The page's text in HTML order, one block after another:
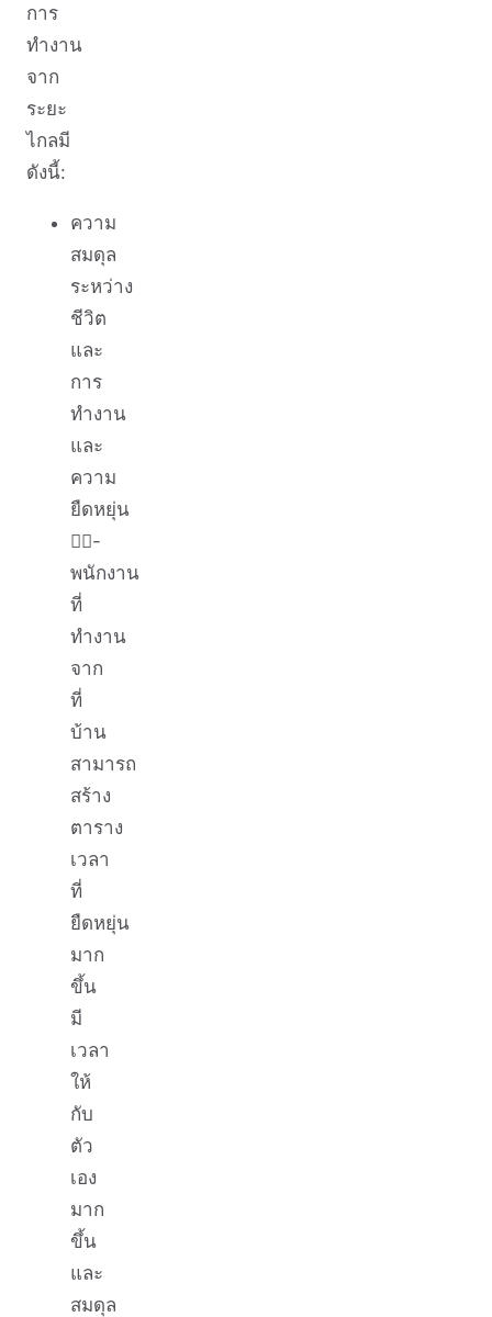
การ
ทำงาน
จาก
ระยะ
ไกลมี
ดังนี้:
ความ
สมดุล
ระหว่าง
ชีวิต
และ
การ
ทำงาน
และ
ความ
ยืดหยุ่น
🤸‍♀️-
พนักงาน
ที่
ทำงาน
จาก
ที่
บ้าน
สามารถ
สร้าง
ตาราง
เวลา
ที่
ยืดหยุ่น
มาก
ขึ้น
มี
เวลา
ให้
กับ
ตัว
เอง
มาก
ขึ้น
และ
สมดุล